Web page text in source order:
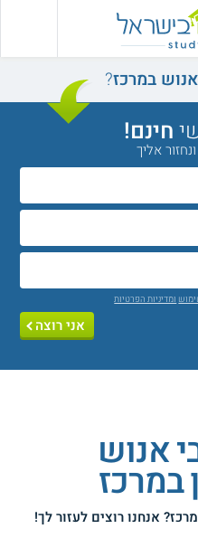
במרכז?
חינם!
אליך
ומדיניות הפרטיות
אני רוצה
אנוש
במרכז
? אנחנו רוצים לעזור לך!